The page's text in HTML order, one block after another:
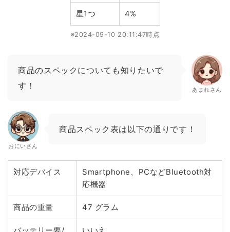
星1つ 4%
※2024-09-10 20:11:47時点
商品のスペックについても知りたいで
す！
あまれさん
おにいさん
商品スペック表は以下の通りです！
対応デバイス
Smartphone、PCなどBluetooth対
応機器
商品の重量 47 グラム